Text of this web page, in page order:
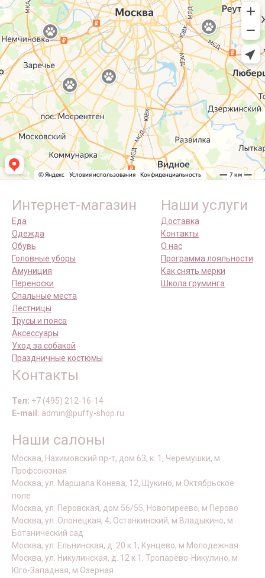
Интернет-магазин
Еда
Одежда
Обувь
Головные уборы
Амуниция
Переноски
Спальные места
Лестницы
Трусы и пояса
Аксессуары
Уход за собакой
Праздничные костюмы
Наши услуги
Доставка
Контакты
О нас
Программа лояльности
Как снять мерки
Школа груминга
Контакты
Тел: +7 (495) 212-16-14
E-mail: admin@puffy-shop.ru
Наши салоны
Москва, Нахимовский пр-т, дом 63, к. 1, Черемушки, м
Профсоюзная
Москва, ул. Маршала Конева, 12, Щукино, м Октябрьское
поле
Москва, ул. Перовская, дом 56/55, Новогиреево, м Перово
Москва, ул. Олонецкая, 4, Останкинский, м Владыкино, м
Ботанический сад
Москва, ул. Ельнинская, д. 20 к 1, Кунцево, м Молодежная
Москва, ул. Никулинская, д. 12 к 1, Тропарёво-Никулино, м
Юго-Западная, м Озерная